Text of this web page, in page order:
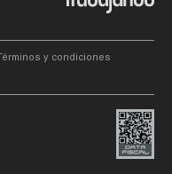
Términos y condiciones